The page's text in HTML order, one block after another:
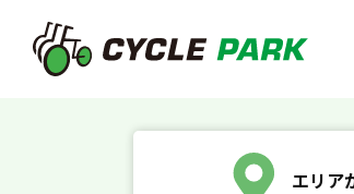
エリア